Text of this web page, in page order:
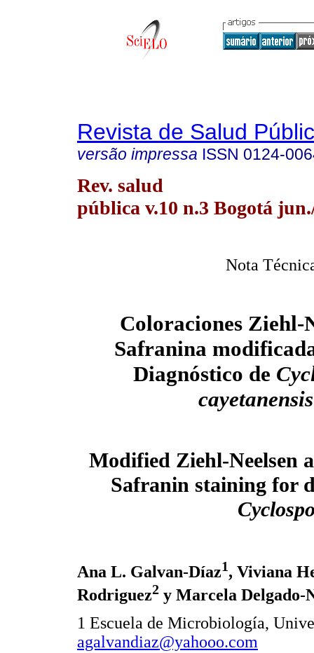
Revista de Salud
versão impressa ISSN 0124-
Rev. salud
pública v.10 n.3 Bogotá
Nota
Coloraciones Ziehl-
Safranina
Diagnóstico de
cayetanensis
Modified Ziehl-Neelsen
Safranin staining for
Ana L. Galvan-Díaz1, Viviana
Rodriguez2 y Marcela Delgado-
1 Escuela de Microbiología,
agalvandiaz@yahooo.com